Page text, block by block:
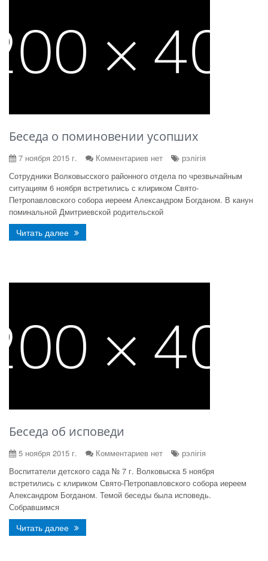
Беседа о поминовении усопших
7 ноября 2015 г. Комментариев нет
рэлігія
Сотрудники Волковысского районного отдела по чрезвычайным
ситуациям 6 ноября встретились с клириком Свято-
Петропавловского собора иереем Александром Богданом. В канун
поминальной Дмитриевской родительской
Читать далее
Беседа об исповеди
5 ноября 2015 г. Комментариев нет
рэлігія
Воспитатели детского сада № 7 г. Волковыска 5 ноября
встретились с клириком Свято-Петропавловского собора иереем
Александром Богданом. Темой беседы была исповедь.
Собравшимся
Читать далее